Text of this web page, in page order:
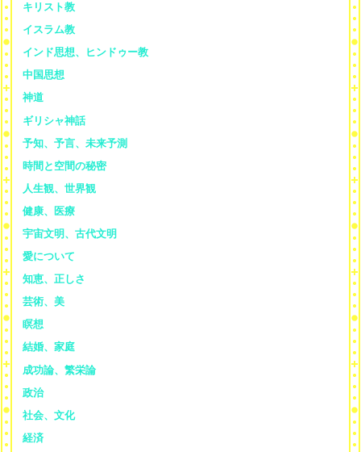
キリスト教
イスラム教
インド思想、ヒンドゥー教
中国思想
神道
ギリシャ神話
予知、予言、未来予測
時間と空間の秘密
人生観、世界観
健康、医療
宇宙文明、古代文明
愛について
知恵、正しさ
芸術、美
瞑想
結婚、家庭
成功論、繁栄論
政治
社会、文化
経済